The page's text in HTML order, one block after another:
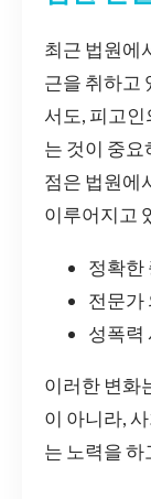
최근 법원에
근을 취하고
서도, 피고
는 것이 중
점은 법원에
이루어지고
정확한
전문가
성폭력
이러한 변화
이 아니라,
는 노력을 하